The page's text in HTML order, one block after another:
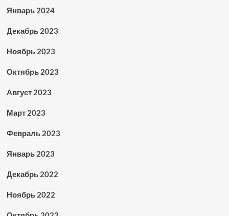
Январь 2024
Декабрь 2023
Ноябрь 2023
Октябрь 2023
Август 2023
Март 2023
Февраль 2023
Январь 2023
Декабрь 2022
Ноябрь 2022